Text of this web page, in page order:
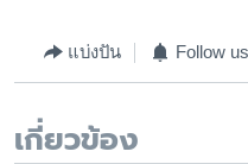
แบ่งปัน Follow us
เกี่ยวข้อง